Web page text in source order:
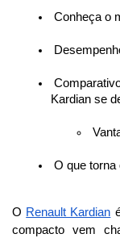
Conheça o
Kardian se
O que torna
O Renault Kardian
compacto vem